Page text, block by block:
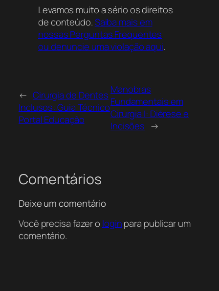
Levamos muito a sério os direitos
de conteúdo.Saiba mais em
nossas Perguntas Frequentes
ou denuncie uma violação aqui.
← Cirurgia de Dentes
Inclusos: Guia Técnico
Portal Educação
Manobras
Fundamentais em
Cirurgia I: Diérese e
Incisões →
Comentários
Deixe um comentário
Você precisa fazer o loginpara publicar um
comentário.